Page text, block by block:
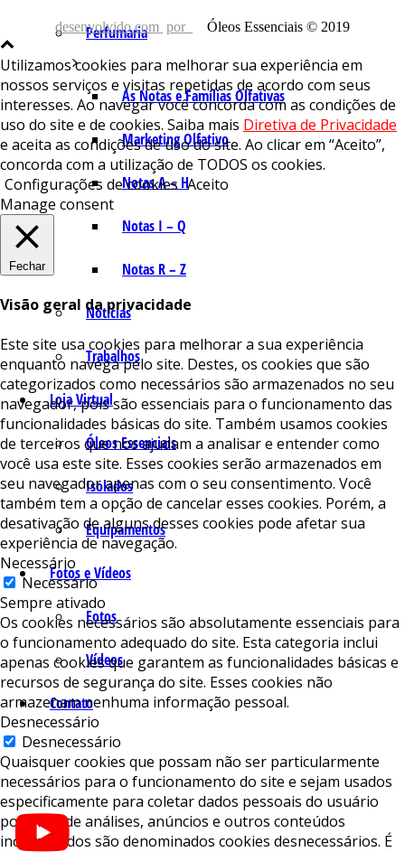
Perfumaria
As Notas e Famílias Olfativas
Marketing Olfativo
Notas A – H
Notas I – Q
Notas R – Z
Notícias
Trabalhos
Loja Virtual
Óleos Essenciais
Isolados
Equipamentos
Fotos e Vídeos
Fotos
Vídeos
Contato
desenvolvido com por Óleos Essenciais © 2019
Utilizamos cookies para melhorar sua experiência em
nossos serviços e visitas repetidas de acordo com seus
interesses. Ao navegar você concorda com as condições de
uso do site e de cookies. Saiba mais Diretiva de Privacidade
e aceita as condições de uso do site. Ao clicar em “Aceito”,
concorda com a utilização de TODOS os cookies.
Configurações de cookies Aceito
Manage consent
Fechar
Visão geral da privacidade
Este site usa cookies para melhorar a sua experiência
enquanto navega pelo site. Destes, os cookies que são
categorizados como necessários são armazenados no seu
navegador, pois são essenciais para o funcionamento das
funcionalidades básicas do site. Também usamos cookies
de terceiros que nos ajudam a analisar e entender como
você usa este site. Esses cookies serão armazenados em
seu navegador apenas com o seu consentimento. Você
também tem a opção de cancelar esses cookies. Porém, a
desativação de alguns desses cookies pode afetar sua
experiência de navegação.
Necessário
Necessário
Sempre ativado
Os cookies necessários são absolutamente essenciais para
o funcionamento adequado do site. Esta categoria inclui
apenas cookies que garantem as funcionalidades básicas e
recursos de segurança do site. Esses cookies não
armazenam nenhuma informação pessoal.
Desnecessário
Desnecessário
Quaisquer cookies que possam não ser particularmente
necessários para o funcionamento do site e sejam usados ​​
especificamente para coletar dados pessoais do usuário
por meio de análises, anúncios e outros conteúdos
incorporados são denominados cookies desnecessários. É